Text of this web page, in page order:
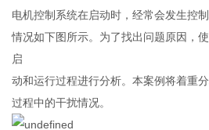
电机控制系统在启动时，经常会发生控
情况如下图所示。为了找出问题原因，
启
动和运行过程进行分析。本案例将着重
过程中的干扰情况。